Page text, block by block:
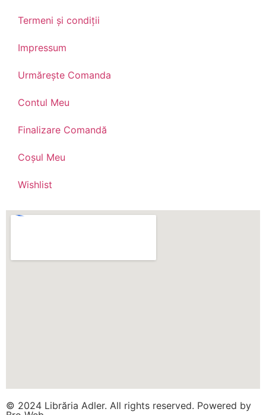
Termeni și condiții
Impressum
Urmărește Comanda
Contul Meu
Finalizare Comandă
Coșul Meu
Wishlist
© 2024 Librăria Adler. All rights reserved. Powered by